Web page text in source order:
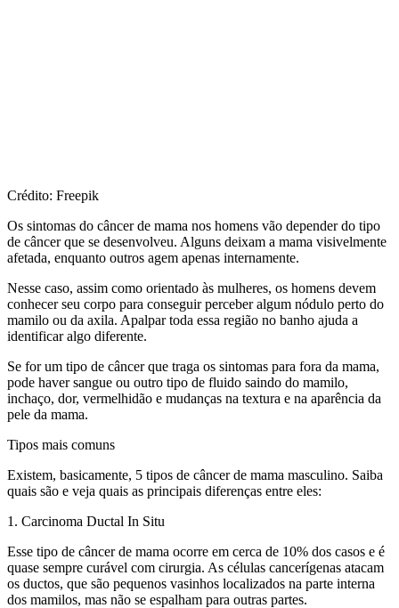
Crédito: Freepik
Os sintomas do câncer de mama nos homens vão depender do tipo
de câncer que se desenvolveu. Alguns deixam a mama visivelmente
afetada, enquanto outros agem apenas internamente.
Nesse caso, assim como orientado às mulheres, os homens devem
conhecer seu corpo para conseguir perceber algum nódulo perto do
mamilo ou da axila. Apalpar toda essa região no banho ajuda a
identificar algo diferente.
Se for um tipo de câncer que traga os sintomas para fora da mama,
pode haver sangue ou outro tipo de fluido saindo do mamilo,
inchaço, dor, vermelhidão e mudanças na textura e na aparência da
pele da mama.
Tipos mais comuns
Existem, basicamente, 5 tipos de câncer de mama masculino. Saiba
quais são e veja quais as principais diferenças entre eles:
1. Carcinoma Ductal In Situ
Esse tipo de câncer de mama ocorre em cerca de 10% dos casos e é
quase sempre curável com cirurgia. As células cancerígenas atacam
os ductos, que são pequenos vasinhos localizados na parte interna
dos mamilos, mas não se espalham para outras partes.